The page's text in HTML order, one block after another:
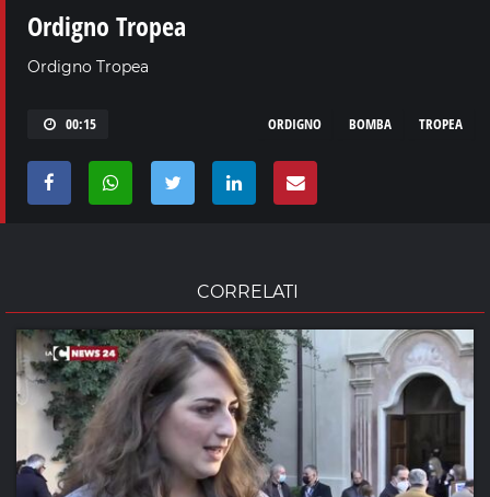
Ordigno Tropea
Ordigno Tropea
00:15 TROPEA
BOMBA
ORDIGNO
CORRELATI